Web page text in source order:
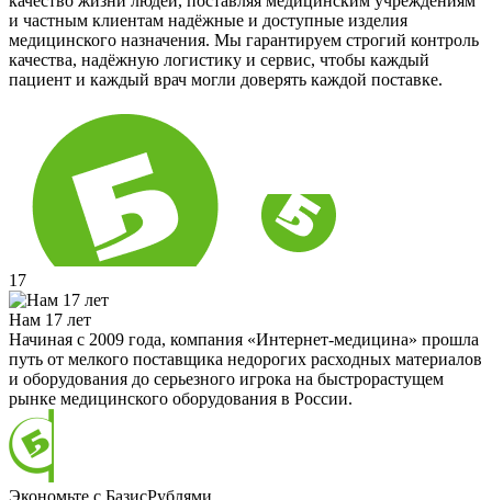
и частным клиентам надёжные и доступные изделия
медицинского назначения. Мы гарантируем строгий контроль
качества, надёжную логистику и сервис, чтобы каждый
пациент и каждый врач могли доверять каждой поставке.
17
Нам 17 лет
Начиная с 2009 года, компания «Интернет-медицина» прошла
путь от мелкого поставщика недорогих расходных материалов
и оборудования до серьезного игрока на быстрорастущем
рынке медицинского оборудования в России.
Экономьте с БазисРублями